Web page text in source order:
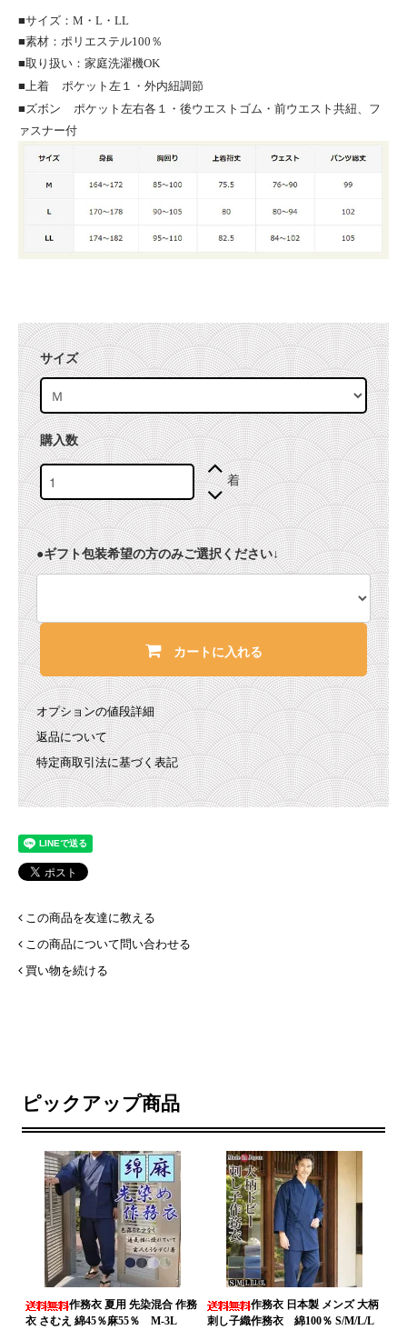
■サイズ：M・L・LL
■素材：ポリエステル100％
■取り扱い：家庭洗濯機OK
■上着
ポケット左１・外内紐調節
■ズボン
ポケット左右各１・後ウエストゴム・前ウエスト共紐、フ
ァスナー付
サイズ
購入数
着
●ギフト包装希望の方のみご選択ください↓
カートに入れる
オプションの値段詳細
返品について
特定商取引法に基づく表記
この商品を友達に教える
この商品について問い合わせる
買い物を続ける
ピックアップ商品
作務衣 夏用 先染混合 作務
衣 さむえ 綿45％麻55％ M-3L
作務衣 日本製 メンズ 大柄
刺し子織作務衣 綿100％ S/M/L/L